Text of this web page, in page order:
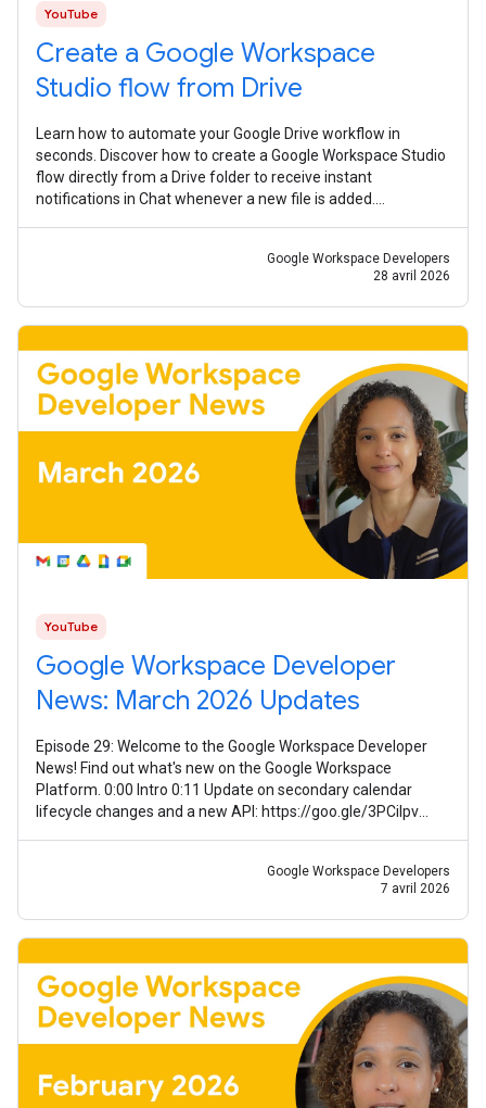
YouTube
Create a Google Workspace
Studio flow from Drive
Learn how to automate your Google Drive workflow in
seconds. Discover how to create a Google Workspace Studio
flow directly from a Drive folder to receive instant
notifications in Chat whenever a new file is added.
Google Workspace Developers
28 avril 2026
YouTube
Google Workspace Developer
News: March 2026 Updates
Episode 29: Welcome to the Google Workspace Developer
News! Find out what's new on the Google Workspace
Platform. 0:00 Intro 0:11 Update on secondary calendar
lifecycle changes and a new API: https://goo.gle/3PCilpv
Google Workspace Developers
7 avril 2026